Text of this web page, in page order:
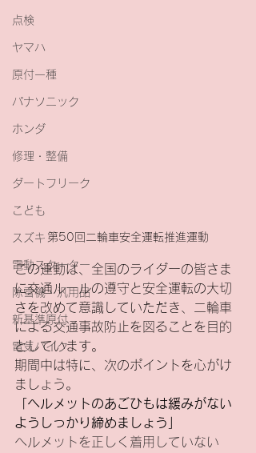
点検
ヤマハ
原付一種
パナソニック
ホンダ
修理・整備
ダートフリーク
こども
スズキ
電動スクーター
除雪機・汎用品
新基準原付
電気バイク
第50回二輪車安全運転推進運動
この運動は、全国のライダーの皆さま
に交通ルールの遵守と安全運転の大切
さを改めて意識していただき、二輪車
による交通事故防止を図ることを目的
としています。
期間中は特に、次のポイントを心がけ
ましょう。
「ヘルメットのあごひもは緩みがない
ようしっかり締めましょう」
ヘルメットを正しく着用していない